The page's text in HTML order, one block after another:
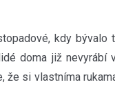
kdy
doma již nevyrábí
že si vlastníma